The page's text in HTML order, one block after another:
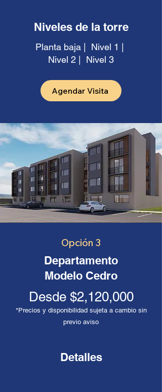
Niveles de la torre
Planta baja | Nivel 1 |
Nivel 2 | Nivel 3
Agendar Visita
Opción 3
Departamento
Modelo Cedro
Desde $2,120,000
*Precios y disponibilidad sujeta a cambio sin
previo aviso
Detalles